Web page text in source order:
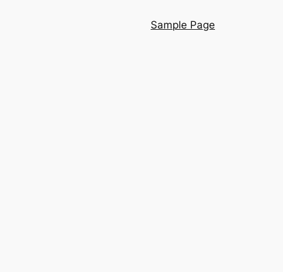
Sample Page